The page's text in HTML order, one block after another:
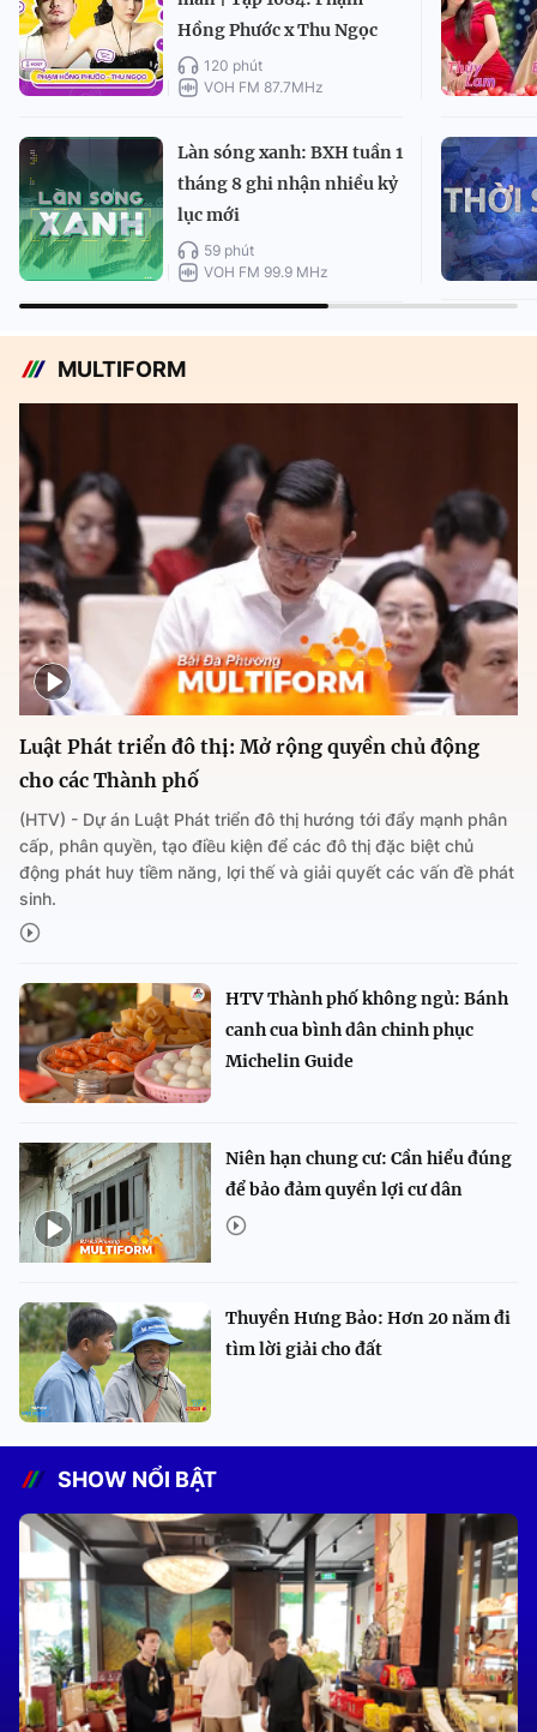
Hồng Phước x Thu Ngọc
120 phút
VOH FM 87.7MHz
Làn sóng xanh: BXH tuần 1
tháng 8 ghi nhận nhiều kỷ
lục mới
59 phút
VOH FM 99.9 MHz
MULTIFORM
Luật Phát triển đô thị: Mở rộng quyền chủ động
cho các Thành phố
(HTV) - Dự án Luật Phát triển đô thị hướng tới đẩy mạnh phân
cấp, phân quyền, tạo điều kiện để các đô thị đặc biệt chủ
động phát huy tiềm năng, lợi thế và giải quyết các vấn đề phát
sinh.
HTV Thành phố không ngủ: Bánh
canh cua bình dân chinh phục
Michelin Guide
Niên hạn chung cư: Cần hiểu đúng
để bảo đảm quyền lợi cư dân
Thuyền Hưng Bảo: Hơn 20 năm đi
tìm lời giải cho đất
SHOW NỔI BẬT